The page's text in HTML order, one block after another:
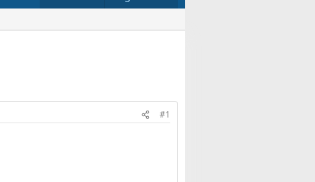
#1